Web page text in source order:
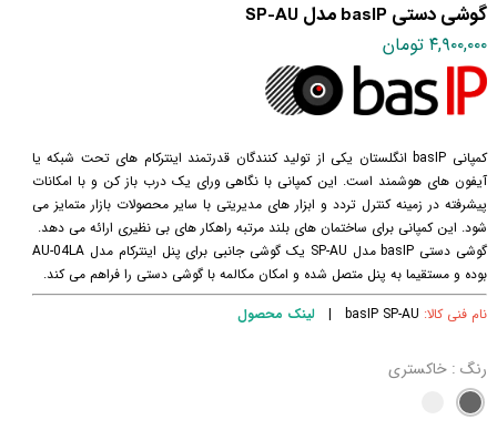
گوشی دستی basIP مدل SP-AU
۴,۹۰۰,۰۰۰ تومان
کمپانی basIP انگلستان یکی از تولید کنندگان قدرتمند اینترکام های تحت شبکه یا
آیفون های هوشمند است. این کمپانی با نگاهی ورای یک درب باز کن و با امکانات
پیشرفته در زمینه کنترل تردد و ابزار های مدیریتی با سایر محصولات بازار متمایز می
شود. این کمپانی برای ساختمان های بلند مرتبه راهکار های بی نظیری ارائه می دهد.
گوشی دستی basIP مدل SP-AU یک گوشی جانبی برای پنل اینترکام مدل AU-04LA
بوده و مستقیما به پنل متصل شده و امکان مکالمه با گوشی دستی را فراهم می کند.
نام فنی کالا: basIP SP-AU | لینک محصول
رنگ : خاکستری